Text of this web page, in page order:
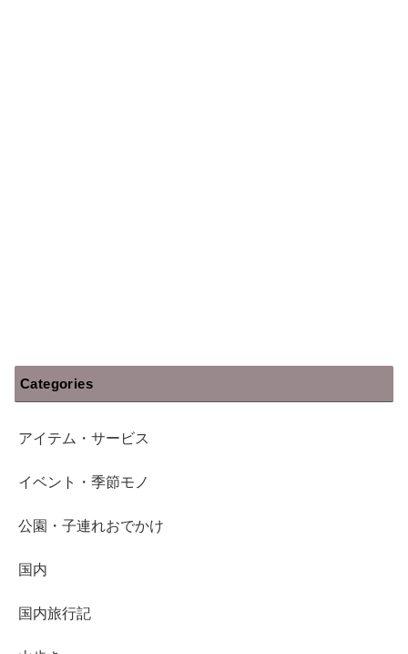
Categories
アイテム・サービス
イベント・季節モノ
公園・子連れおでかけ
国内
国内旅行記